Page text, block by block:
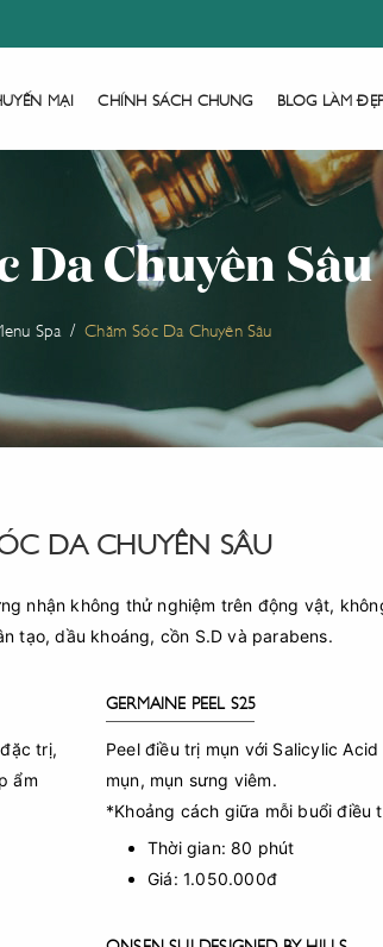
MẠI CHÍNH SÁCH CHUNG BLOG LÀM
Da Chuyên Sâu
Spa Chăm Sóc Da Chuyên Sâu
DA CHUYÊN SÂU
nhận không thử nghiệm trên động vật,
tạo, dầu khoáng, cồn S.D và parabens.
trị,
ẩm
GERMAINE PEEL-S25
Peel điều trị mụn với Salicylic
mụn, mụn sưng viêm.
*Khoảng cách giữa mỗi buổi điều
Thời gian: 80 phút
Giá: 1.050.000đ